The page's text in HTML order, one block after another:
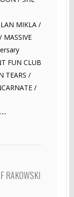
MIKLA /
MASSIVE
FUN CLUB
TEARS /
/
RAKOWSKI